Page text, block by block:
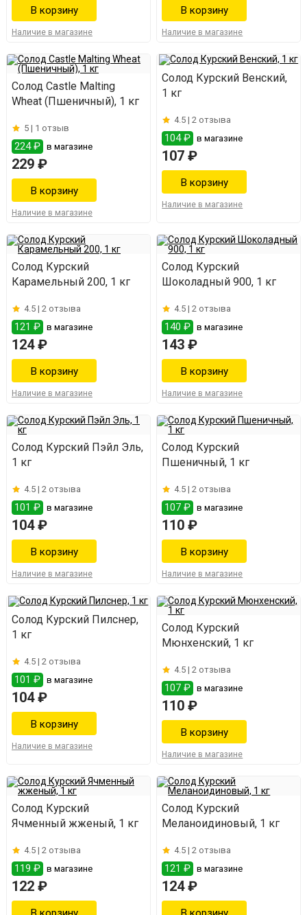
Наличие в магазине Наличие в магазине
Солод Castle Malting
Wheat (Пшеничный), 1 кг
5 | 1 отзыв
224 ₽ в магазине
229 ₽
Наличие в магазине
Солод Курский Венский,
1 кг
4.5 |2 отзыва
104 ₽ в магазине
107 ₽
Наличие в магазине
Солод Курский
Карамельный 200, 1 кг
4.5 | 2 отзыва
121 ₽ в магазине
124 ₽
Наличие в магазине
Солод Курский
Шоколадный 900, 1 кг
4.5 |2 отзыва
140 ₽ в магазине
143 ₽
Наличие в магазине
Солод Курский Пэйл Эль,
1 кг
4.5 | 2 отзыва
101 ₽ в магазине
104 ₽
Наличие в магазине
Солод Курский
Пшеничный, 1 кг
4.5 |2 отзыва
107 ₽ в магазине
110 ₽
Наличие в магазине
Солод Курский Пилснер,
1 кг
4.5 | 2 отзыва
101 ₽ в магазине
104 ₽
Наличие в магазине
Солод Курский
Мюнхенский, 1 кг
4.5 |2 отзыва
107 ₽ в магазине
110 ₽
Наличие в магазине
Солод Курский
Ячменный жженый, 1 кг
4.5 | 2 отзыва
119 ₽ в магазине
122 ₽
Солод Курский
Меланоидиновый, 1 кг
4.5 |2 отзыва
121 ₽ в магазине
124 ₽